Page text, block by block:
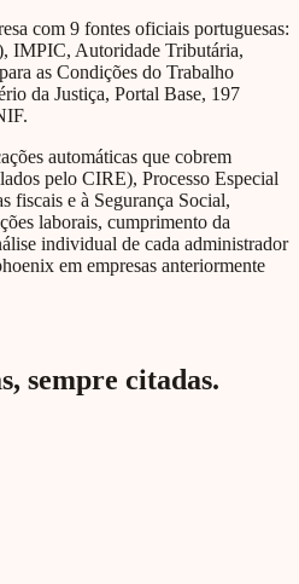
com 9 fontes oficiais portuguesas:
IMPIC, Autoridade Tributária,
as Condições do Trabalho
da Justiça, Portal Base, 197
automáticas que cobrem
pelo CIRE), Processo Especial
fiscais e à Segurança Social,
laborais, cumprimento da
individual de cada administrador
em empresas anteriormente
sempre citadas.